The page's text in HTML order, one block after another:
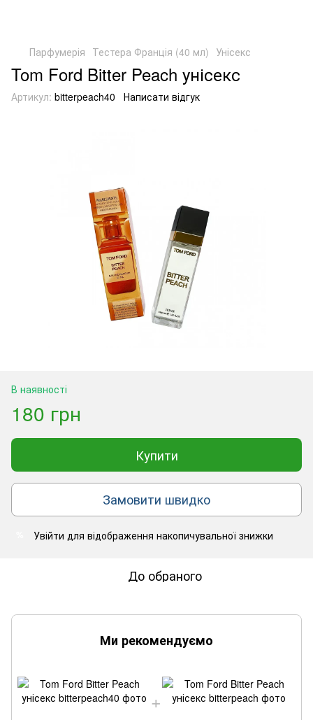
Парфумерія Тестера Франція (40 мл) Унісекс
Tom Ford Bitter Peach унісекс
Артикул: bitterpeach40 Написати відгук
В наявності
180 грн
Купити
Замовити швидко
Увійти для відображення накопичувальної знижки
До обраного
Ми рекомендуємо